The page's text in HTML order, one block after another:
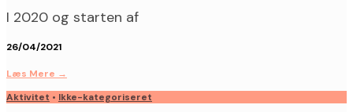
I 2020 og starten af
26/04/2021
Læs Mere →
Aktivitet • Ikke-kategoriseret